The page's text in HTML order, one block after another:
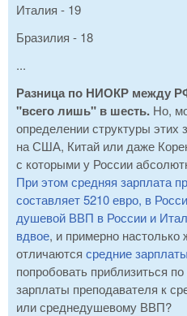
Италия - 19
Бразилия - 18
...
Разница по НИОКР между
"всего лишь" в шесть. Но,
определении структуры этих
на США, Китай или даже
с которыми у России
При этом средняя зарплата
составляет 5210 евро, в
душевой ВВП в России и
вдвое, и примерно настолько
отличаются средние зарплаты
попробовать приблизиться
зарплаты преподавателя к
или среднедушевому ВВП?